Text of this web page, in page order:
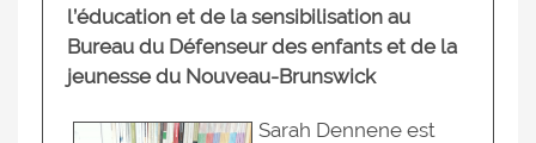
l’éducation et de la sensibilisation au
Bureau du Défenseur des enfants et de la
jeunesse du Nouveau-Brunswick
Sarah Dennene est